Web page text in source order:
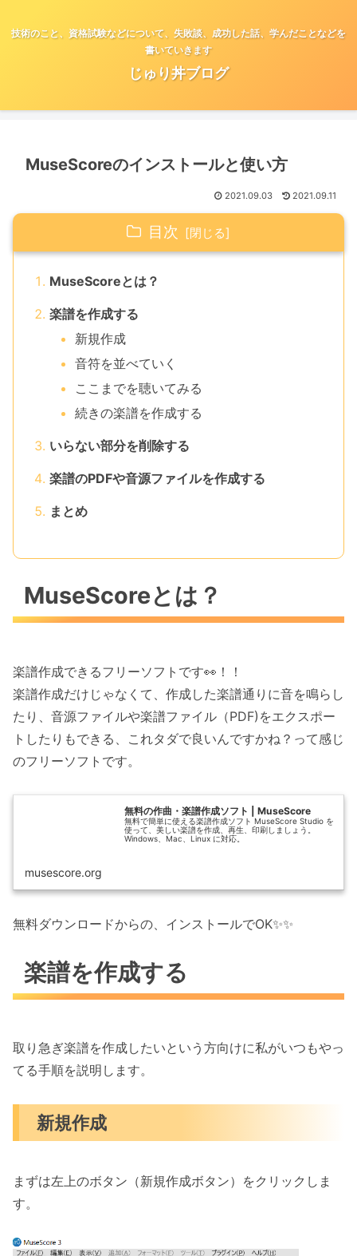
技術のこと、資格試験などについて、失敗談、成功した話、学んだことなどを
書いていきます
じゅり丼ブログ
MuseScoreのインストールと使い方
2021.09.03 2021.09.11
目次
MuseScoreとは？
楽譜を作成する
新規作成
音符を並べていく
ここまでを聴いてみる
続きの楽譜を作成する
いらない部分を削除する
楽譜のPDFや音源ファイルを作成する
まとめ
MuseScoreとは？
楽譜作成できるフリーソフトです👀！！
楽譜作成だけじゃなくて、作成した楽譜通りに音を鳴らし
たり、音源ファイルや楽譜ファイル（PDF)をエクスポー
トしたりもできる、これタダで良いんですかね？って感じ
のフリーソフトです。
無料の作曲・楽譜作成ソフト | MuseScore
無料で簡単に使える楽譜作成ソフト MuseScore Studio を
使って、美しい楽譜を作成、再生、印刷しましょう。
Windows、Mac、Linux に対応。
musescore.org
無料ダウンロードからの、インストールでOK✨✨
楽譜を作成する
取り急ぎ楽譜を作成したいという方向けに私がいつもやっ
てる手順を説明します。
新規作成
まずは左上のボタン（新規作成ボタン）をクリックしま
す。